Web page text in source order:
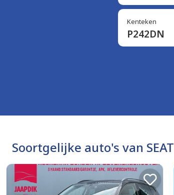
Kenteken
P242DN
Soortgelijke auto's van SEAT